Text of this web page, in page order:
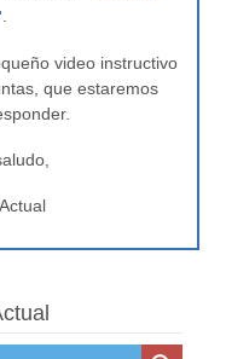
video instructivo
que estaremos